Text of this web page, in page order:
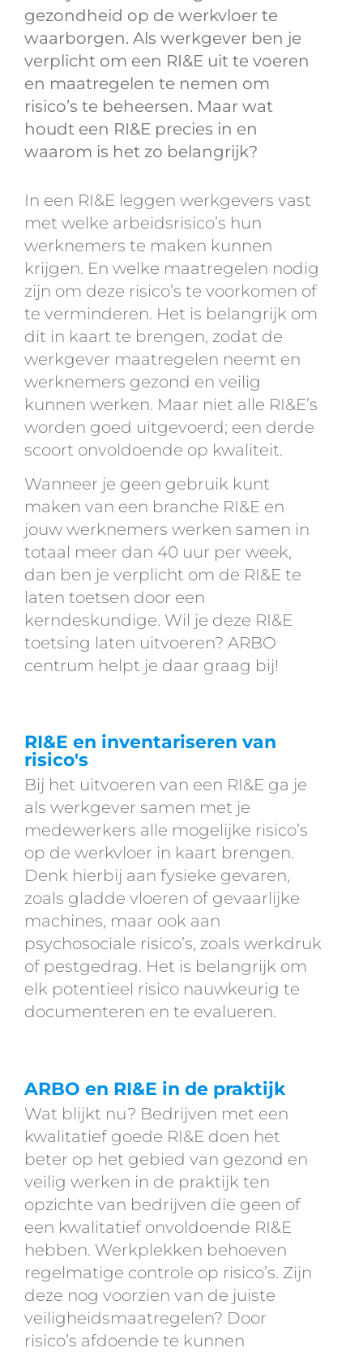
gezondheid op de werkvloer te
waarborgen. Als werkgever ben je
verplicht om een RI&E uit te voeren
en maatregelen te nemen om
risico’s te beheersen. Maar wat
houdt een RI&E precies in en
waarom is het zo belangrijk?
In een RI&E leggen werkgevers vast
met welke arbeidsrisico’s hun
werknemers te maken kunnen
krijgen. En welke maatregelen nodig
zijn om deze risico’s te voorkomen of
te verminderen. Het is belangrijk om
dit in kaart te brengen, zodat de
werkgever maatregelen neemt en
werknemers gezond en veilig
kunnen werken. Maar niet alle RI&E’s
worden goed uitgevoerd; een derde
scoort onvoldoende op kwaliteit.
Wanneer je geen gebruik kunt
maken van een branche RI&E en
jouw werknemers werken samen in
totaal meer dan 40 uur per week,
dan ben je verplicht om de RI&E te
laten toetsen door een
kerndeskundige. Wil je deze RI&E
toetsing laten uitvoeren? ARBO
centrum helpt je daar graag bij!
RI&E en inventariseren van
risico's
Bij het uitvoeren van een RI&E ga je
als werkgever samen met je
medewerkers alle mogelijke risico’s
op de werkvloer in kaart brengen.
Denk hierbij aan fysieke gevaren,
zoals gladde vloeren of gevaarlijke
machines, maar ook aan
psychosociale risico’s, zoals werkdruk
of pestgedrag. Het is belangrijk om
elk potentieel risico nauwkeurig te
documenteren en te evalueren.
ARBO en RI&E in de praktijk
Wat blijkt nu? Bedrijven met een
kwalitatief goede RI&E doen het
beter op het gebied van gezond en
veilig werken in de praktijk ten
opzichte van bedrijven die geen of
een kwalitatief onvoldoende RI&E
hebben. Werkplekken behoeven
regelmatige controle op risico’s. Zijn
deze nog voorzien van de juiste
veiligheidsmaatregelen? Door
risico’s afdoende te kunnen